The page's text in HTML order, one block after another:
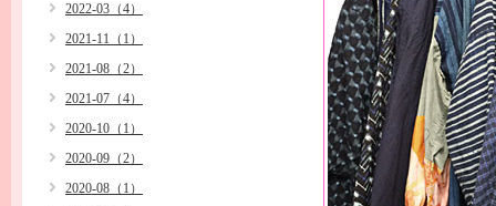
2022-03（4）
2021-11（1）
2021-08（2）
2021-07（4）
2020-10（1）
2020-09（2）
2020-08（1）